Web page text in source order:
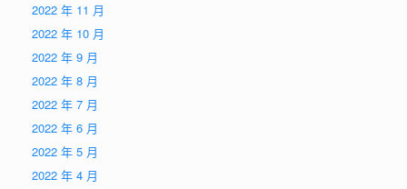
2022 年 11 月
2022 年 10 月
2022 年 9 月
2022 年 8 月
2022 年 7 月
2022 年 6 月
2022 年 5 月
2022 年 4 月